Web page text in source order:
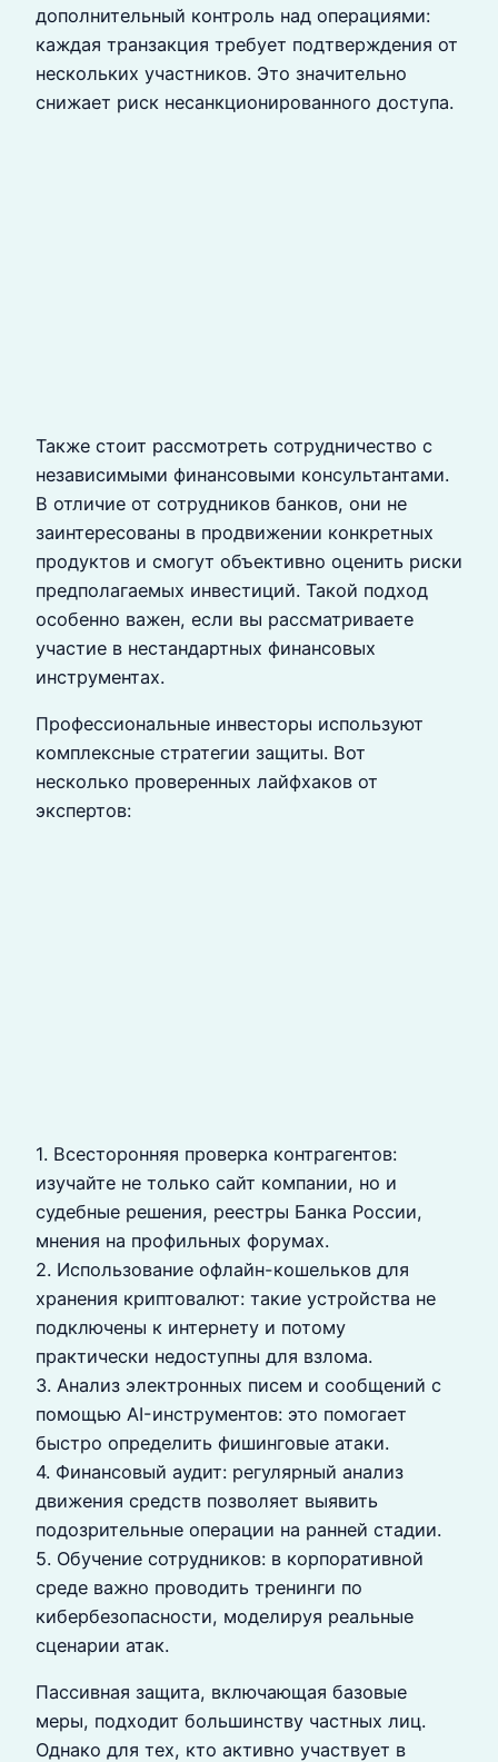
дополнительный контроль над операциями:
каждая транзакция требует подтверждения от
нескольких участников. Это значительно
снижает риск несанкционированного доступа.
Также стоит рассмотреть сотрудничество с
независимыми финансовыми консультантами.
В отличие от сотрудников банков, они не
заинтересованы в продвижении конкретных
продуктов и смогут объективно оценить риски
предполагаемых инвестиций. Такой подход
особенно важен, если вы рассматриваете
участие в нестандартных финансовых
инструментах.
Профессиональные инвесторы используют
комплексные стратегии защиты. Вот
несколько проверенных лайфхаков от
экспертов:
1. Всесторонняя проверка контрагентов:
изучайте не только сайт компании, но и
судебные решения, реестры Банка России,
мнения на профильных форумах.
2. Использование офлайн-кошельков для
хранения криптовалют: такие устройства не
подключены к интернету и потому
практически недоступны для взлома.
3. Анализ электронных писем и сообщений с
помощью AI-инструментов: это помогает
быстро определить фишинговые атаки.
4. Финансовый аудит: регулярный анализ
движения средств позволяет выявить
подозрительные операции на ранней стадии.
5. Обучение сотрудников: в корпоративной
среде важно проводить тренинги по
кибербезопасности, моделируя реальные
сценарии атак.
Пассивная защита, включающая базовые
меры, подходит большинству частных лиц.
Однако для тех, кто активно участвует в